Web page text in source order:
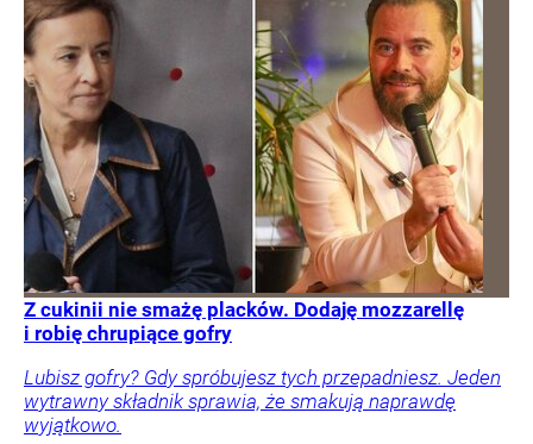
Z cukinii nie smażę placków. Dodaję mozzarellę
i robię chrupiące gofry
Lubisz gofry? Gdy spróbujesz tych przepadniesz. Jeden
wytrawny składnik sprawia, że smakują naprawdę
wyjątkowo.